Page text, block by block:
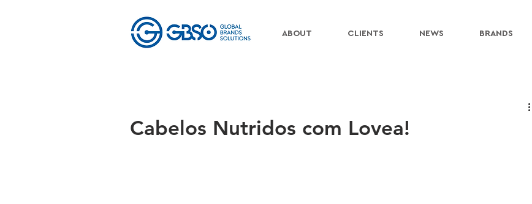
ABOUT CLIENTS NEWS BRANDS
Cabelos Nutridos com Lovea!